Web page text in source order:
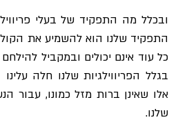
ובכלל מה התפקיד של בעלי
התפקיד שלנו הוא להשמיע את הקול של
כל עוד אינם יכולים ובמקביל להילחם על
בגלל הפריווילגיות שלנו חלה עלינו
אלו שאינן ברות מזל כמונו, עבור
שלנו.